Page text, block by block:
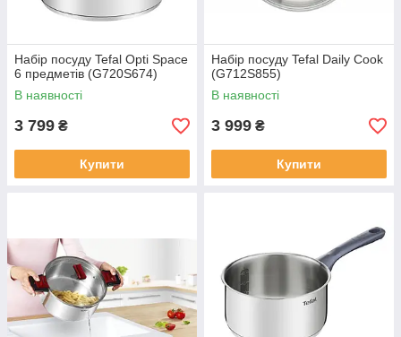
Набір посуду Tefal Opti Space
6 предметів (G720S674)
В наявності
3 799 ₴
Купити
Набір посуду Tefal Daily Cook
(G712S855)
В наявності
3 999 ₴
Купити